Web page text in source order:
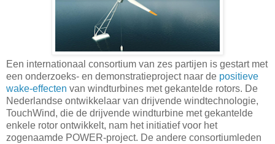
Een internationaal consortium van zes partijen is gestart met
een onderzoeks- en demonstratieproject naar de positieve
wake-effecten van windturbines met gekantelde rotors. De
Nederlandse ontwikkelaar van drijvende windtechnologie,
TouchWind, die de drijvende windturbine met gekantelde
enkele rotor ontwikkelt, nam het initiatief voor het
zogenaamde POWER-project. De andere consortiumleden